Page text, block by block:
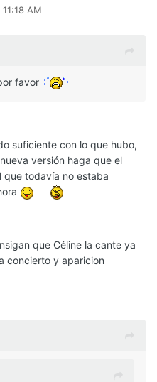
AM
favor
suficiente con lo que hubo,
versión haga que el
todavía no estaba
que Céline la cante ya
concierto y aparicion